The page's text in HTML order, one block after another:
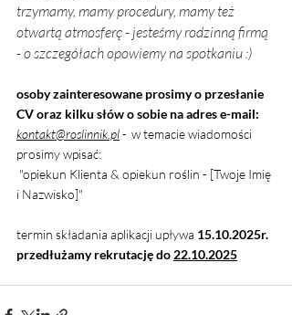
trzymamy, mamy procedury, mamy też
otwartą atmosferę - jesteśmy rodzinną firmą
- o szczegółach opowiemy na spotkaniu :)
osoby zainteresowane prosimy o przesłanie
CV oraz kilku słów o sobie na adres e-mail:
kontakt@roslinnik.pl - w temacie wiadomości
prosimy wpisać:
i Nazwisko]"
termin składania aplikacji upływa 15.10.2025r.
przedłużamy rekrutację do 22.10.2025